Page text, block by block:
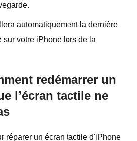
automatiquement la dernière
sur votre iPhone lors de la
redémarrer un
l’écran tactile ne
réparer un écran tactile d'iPhone